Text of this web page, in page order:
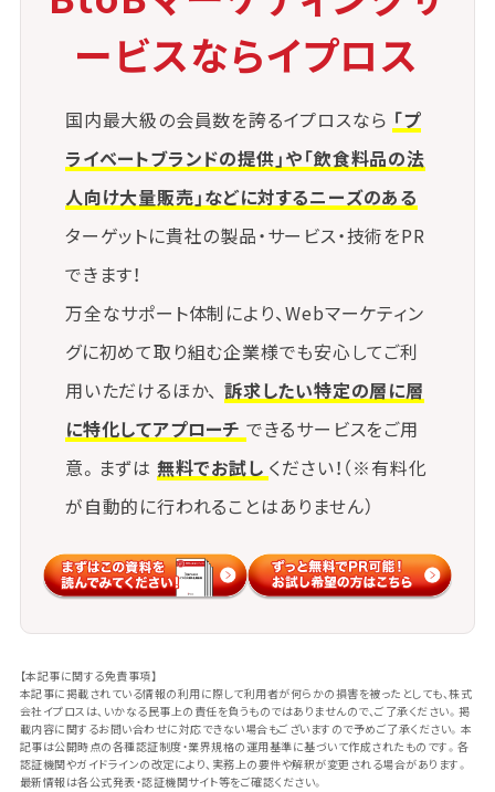
ービスならイプロス
国内最大級の会員数を誇るイプロスなら 「プ
ライベートブランドの提供」や「飲食料品の法
人向け大量販売」などに対するニーズのある
ターゲットに貴社の製品・サービス・技術をPR
できます！
万全なサポート体制により、Webマーケティン
グに初めて取り組む企業様でも安心してご利
用いただけるほか、 訴求したい特定の層に層
に特化してアプローチ できるサービスをご用
意。まずは 無料でお試し ください！（※有料化
が自動的に行われることはありません）
【本記事に関する免責事項】
本記事に掲載されている情報の利用に際して利用者が何らかの損害を被ったとしても、株式
会社イプロスは、いかなる民事上の責任を負うものではありませんので、ご了承ください。掲
載内容に関するお問い合わせに対応できない場合もございますので予めご了承ください。本
記事は公開時点の各種認証制度・業界規格の運用基準に基づいて作成されたものです。各
認証機関やガイドラインの改定により、実務上の要件や解釈が変更される場合があります。
最新情報は各公式発表・認証機関サイト等をご確認ください。